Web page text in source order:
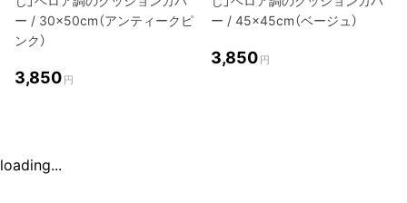
ー / 30×50cm（アンティークピ
ンク）
3,850 円
ー / 45×45cm（ベージュ）
3,850 円
loading...